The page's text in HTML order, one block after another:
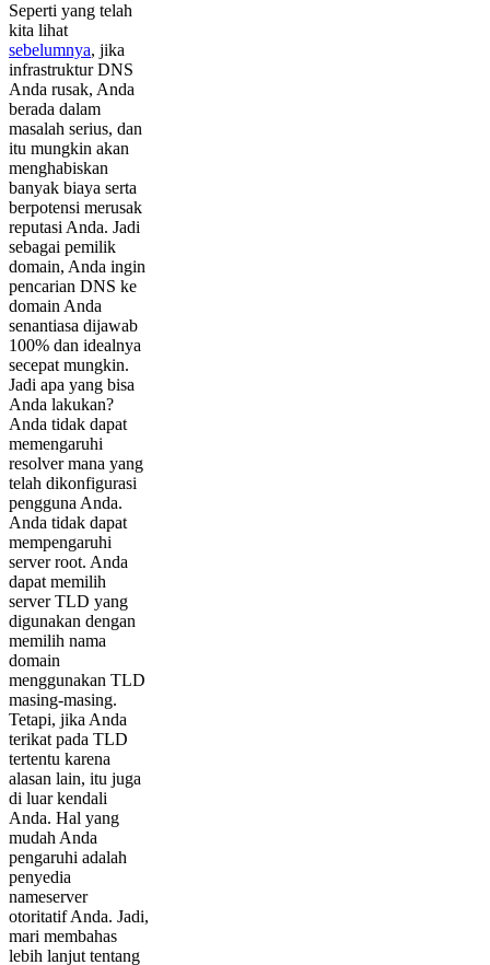
Seperti yang telah
kita lihat
sebelumnya, jika
infrastruktur DNS
Anda rusak, Anda
berada dalam
masalah serius, dan
itu mungkin akan
menghabiskan
banyak biaya serta
berpotensi merusak
reputasi Anda. Jadi
sebagai pemilik
domain, Anda ingin
pencarian DNS ke
domain Anda
senantiasa dijawab
100% dan idealnya
secepat mungkin.
Jadi apa yang bisa
Anda lakukan?
Anda tidak dapat
memengaruhi
resolver mana yang
telah dikonfigurasi
pengguna Anda.
Anda tidak dapat
mempengaruhi
server root. Anda
dapat memilih
server TLD yang
digunakan dengan
memilih nama
domain
menggunakan TLD
masing-masing.
Tetapi, jika Anda
terikat pada TLD
tertentu karena
alasan lain, itu juga
di luar kendali
Anda. Hal yang
mudah Anda
pengaruhi adalah
penyedia
nameserver
otoritatif Anda. Jadi,
mari membahas
lebih lanjut tentang